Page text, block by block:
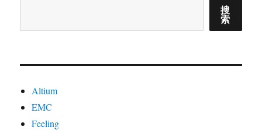
搜
索
Altium
EMC
Feeling